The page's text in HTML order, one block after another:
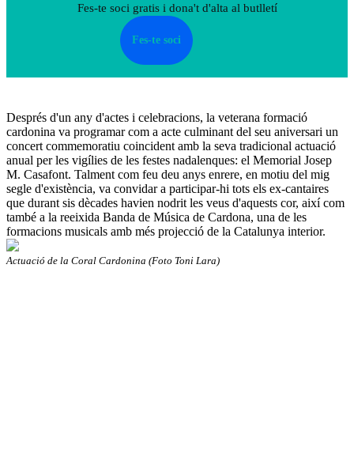
Fes-te soci gratis i dona't d'alta al butlletí
Fes-te soci
Després d'un any d'actes i celebracions, la veterana formació
cardonina va programar com a acte culminant del seu aniversari un
concert commemoratiu coincident amb la seva tradicional actuació
anual per les vigílies de les festes nadalenques: el Memorial Josep
M. Casafont. Talment com feu deu anys enrere, en motiu del mig
segle d'existència, va convidar a participar-hi tots els ex-cantaires
que durant sis dècades havien nodrit les veus d'aquests cor, així com
també a la reeixida Banda de Música de Cardona, una de les
formacions musicals amb més projecció de la Catalunya interior.
Actuació de la Coral Cardonina (Foto Toni Lara)